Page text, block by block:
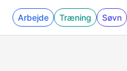
Arbejde Træning Søvn